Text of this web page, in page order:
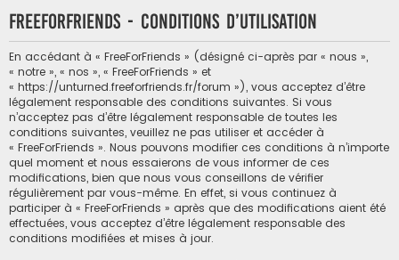
FreeForFriends - Conditions d’utilisation
En accédant à « FreeForFriends » (désigné ci-après par « nous »,
« notre », « nos », « FreeForFriends » et
« https://unturned.freeforfriends.fr/forum »), vous acceptez d’être
légalement responsable des conditions suivantes. Si vous
n’acceptez pas d’être légalement responsable de toutes les
conditions suivantes, veuillez ne pas utiliser et accéder à
« FreeForFriends ». Nous pouvons modifier ces conditions à n’importe
quel moment et nous essaierons de vous informer de ces
modifications, bien que nous vous conseillons de vérifier
régulièrement par vous-même. En effet, si vous continuez à
participer à « FreeForFriends » après que des modifications aient été
effectuées, vous acceptez d’être légalement responsable des
conditions modifiées et mises à jour.